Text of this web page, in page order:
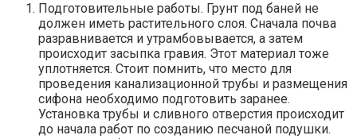
Подготовительные работы. Грунт под баней не
должен иметь растительного слоя. Сначала почва
разравнивается и утрамбовывается, а затем
происходит засыпка гравия. Этот материал тоже
уплотняется. Стоит помнить, что место для
проведения канализационной трубы и размещения
сифона необходимо подготовить заранее.
Установка трубы и сливного отверстия происходит
до начала работ по созданию песчаной подушки.